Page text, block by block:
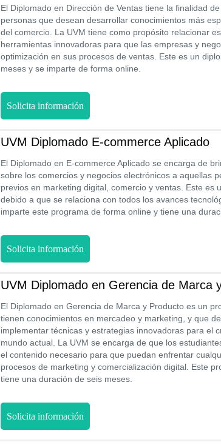
El Diplomado en Dirección de Ventas tiene la finalidad
personas que desean desarrollar conocimientos más
del comercio. La UVM tiene como propósito relacionar
herramientas innovadoras para que las empresas y
optimización en sus procesos de ventas. Este es un
meses y se imparte de forma online.
Solicita información
UVM Diplomado E-commerce Aplicado
El Diplomado en E-commerce Aplicado se encarga de
sobre los comercios y negocios electrónicos a aquellas
previos en marketing digital, comercio y ventas. Este es
debido a que se relaciona con todos los avances
imparte este programa de forma online y tiene una
Solicita información
UVM Diplomado en Gerencia de Marca
El Diplomado en Gerencia de Marca y Producto es un
tienen conocimientos en mercadeo y marketing, y que
implementar técnicas y estrategias innovadoras para el
mundo actual. La UVM se encarga de que los
el contenido necesario para que puedan enfrentar
procesos de marketing y comercialización digital. Este
tiene una duración de seis meses.
Solicita información